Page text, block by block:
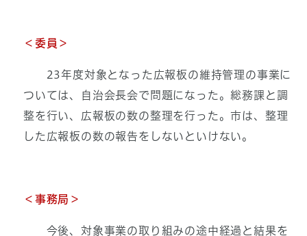
＜委員＞
23年度対象となった広報板の維持管理の事業に
ついては、自治会長会で問題になった。総務課と調
整を行い、広報板の数の整理を行った。市は、整理
した広報板の数の報告をしないといけない。
＜事務局＞
今後、対象事業の取り組みの途中経過と結果を